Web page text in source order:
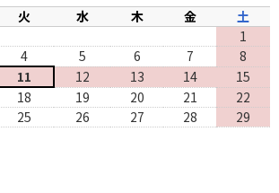
火 水 木 金
土
1
4 5 6 7
8
11 12 13 14
15
18 19 20 21
22
25 26 27 28
29